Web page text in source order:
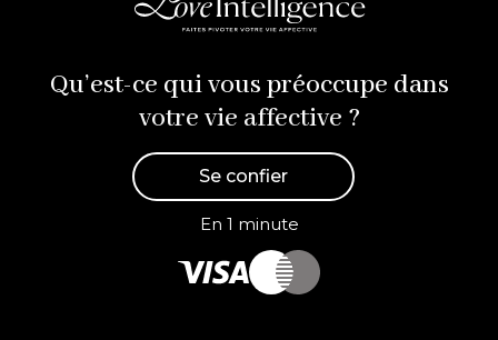
Qu’est-ce qui vous préoccupe dans
votre vie affective ?
Se confier
En 1 minute